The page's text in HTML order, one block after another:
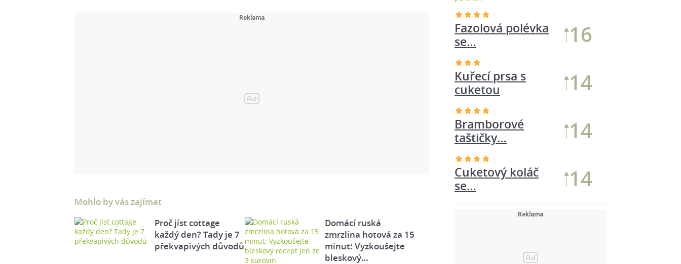
Mohlo by vás zajímat
Proč jíst cottage
každý den? Tady je 7
překvapivých důvodů
Domácí ruská
zmrzlina hotová za 15
minut: Vyzkoušejte
bleskový…
Kuřecí prsa s
cuketou
14
Bramborové
taštičky…
14
Fazolová polévka
se…
16
Cuketový koláč
se…
14